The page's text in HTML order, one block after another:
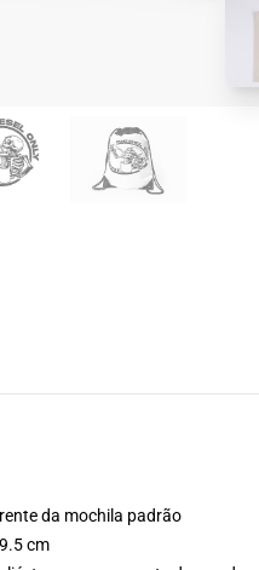
da mochila padrão
cm